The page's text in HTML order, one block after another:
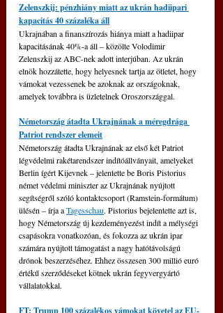
Zelenszkij: pénzhiány miatt az ukrán hadiipari
kapacitás 40 százaléka áll
Ukrajnában a finanszírozás hiánya miatt a hadiipar
kapacitásának 40%-a áll – közölte Volodimir
Zelenszkij az ABC-nek adott interjúban. Az ukrán
elnök hozzátette, hogy helyesnek tartja az ötletet, hogy
vámokat vezessenek be azoknak az országoknak,
amelyek továbbra is üzletelnek Oroszországgal.
Németország átadta Ukrajnának a méregdrága
Patriot rendszer elemeit
Németország átadta Ukrajnának az első két Patriot
légvédelmi rakétarendszer indítóállványait, amelyeket
Berlin ígért Kijevnek – jelentette be Boris Pistorius
német védelmi miniszter az Ukrajnának nyújtott
segítségről szóló kontaktcsoport (Ramstein-formátum)
ülésén – írja a Tagesschau. Pistorius bejelentette azt is,
hogy Németország új kezdeményezést indít a mélységi
csapásokra vonatkozóan, és fokozza az ukrán ipar
számára nyújtott támogatást a nagy hatótávolságú
drónok beszerzéséhez. Ehhez összesen 300 millió euró
értékű szerződéseket kötnek ukrán fegyvergyártó
vállalatokkal.
FT: Trump 100 százalékos vámokat követel az EU-